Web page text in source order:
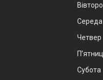
Середа
Четвер
Субота